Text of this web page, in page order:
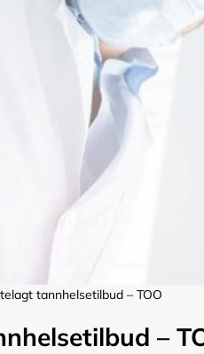
tannhelsetilbud – TOO
–